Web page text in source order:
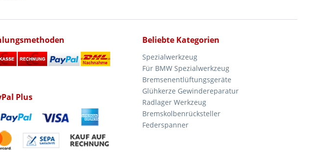
Plus
Beliebte Kategorien
Spezialwerkzeug
Für BMW Spezialwerkzeug
Bremsenentlüftungsgeräte
Glühkerze Gewindereparatur
Radlager Werkzeug
Bremskolbenrücksteller
Federspanner